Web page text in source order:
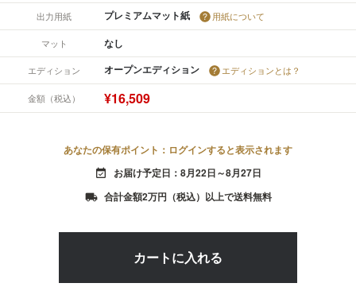
出力用紙 プレミアムマット紙 用紙について
マット なし
エディション オープンエディション エディションとは？
金額（税込） ¥16,509
あなたの保有ポイント：ログインすると表示されます
event_available お届け予定日：8月22日～8月27日
local_shipping 合計金額2万円（税込）以上で送料無料